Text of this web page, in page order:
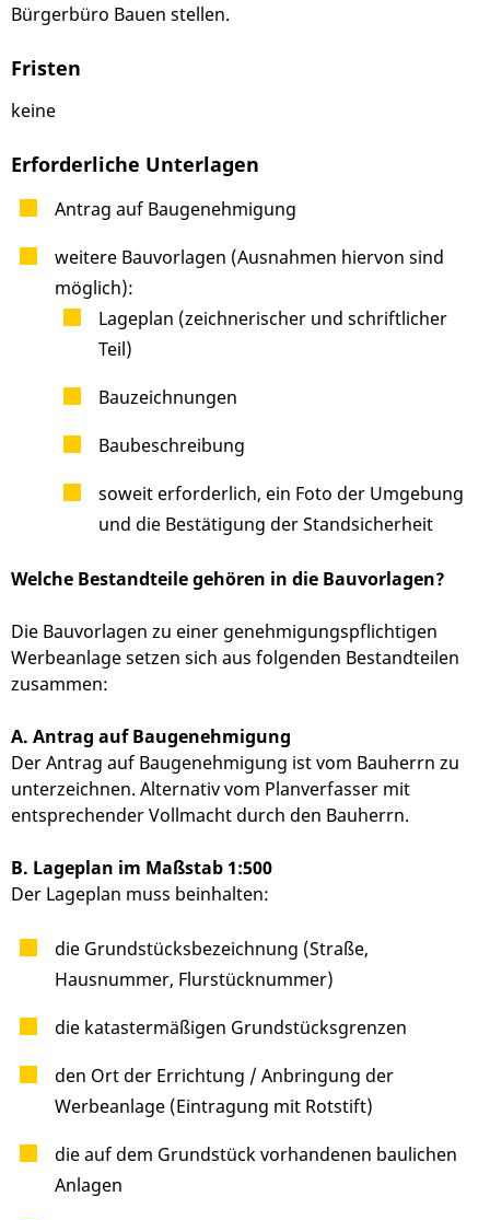
Bürgerbüro Bauen stellen.
Fristen
keine
Erforderliche Unterlagen
Antrag auf Baugenehmigung
weitere Bauvorlagen (Ausnahmen hiervon sind
möglich):
Lageplan (zeichnerischer und schriftlicher
Teil)
Bauzeichnungen
Baubeschreibung
soweit erforderlich, ein Foto der Umgebung
und die Bestätigung der Standsicherheit
Welche Bestandteile gehören in die Bauvorlagen?
Die Bauvorlagen zu einer genehmigungspflichtigen
Werbeanlage setzen sich aus folgenden Bestandteilen
zusammen:
A. Antrag auf Baugenehmigung
Der Antrag auf Baugenehmigung ist vom Bauherrn zu
unterzeichnen. Alternativ vom Planverfasser mit
entsprechender Vollmacht durch den Bauherrn.
B. Lageplan im Maßstab 1:500
Der Lageplan muss beinhalten:
die Grundstücksbezeichnung (Straße,
Hausnummer, Flurstücknummer)
die katastermäßigen Grundstücksgrenzen
den Ort der Errichtung / Anbringung der
Werbeanlage (Eintragung mit Rotstift)
die auf dem Grundstück vorhandenen baulichen
Anlagen